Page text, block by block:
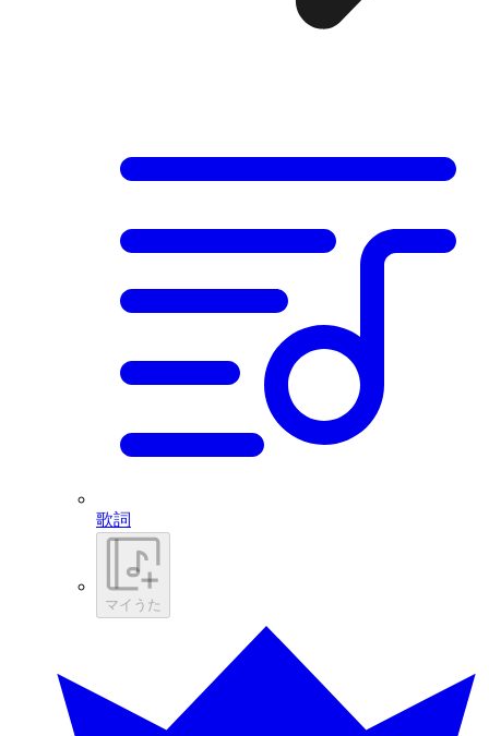
歌詞
マイうた